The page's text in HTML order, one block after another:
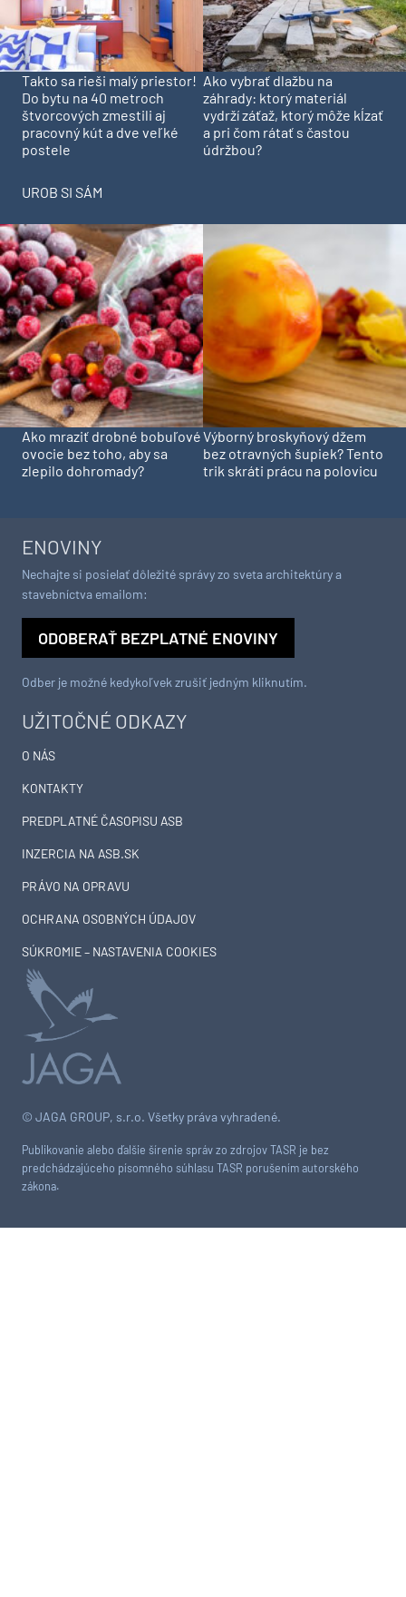
Takto sa rieši malý priestor!
Do bytu na 40 metroch
štvorcových zmestili aj
pracovný kút a dve veľké
postele
Ako vybrať dlažbu na
záhrady: ktorý materiál
vydrží záťaž, ktorý môže kĺzať
a pri čom rátať s častou
údržbou?
UROB SI SÁM
Ako mraziť drobné bobuľové
ovocie bez toho, aby sa
zlepilo dohromady?
Výborný broskyňový džem
bez otravných šupiek? Tento
trik skráti prácu na polovicu
© JAGA GROUP, s.r.o. Všetky práva vyhradené.
Publikovanie alebo ďalšie šírenie správ zo zdrojov TASR je bez
predchádzajúceho písomného súhlasu TASR porušením autorského
zákona.
UŽITOČNÉ ODKAZY
O NÁS
KONTAKTY
PREDPLATNÉ ČASOPISU ASB
INZERCIA NA ASB.SK
PRÁVO NA OPRAVU
OCHRANA OSOBNÝCH ÚDAJOV
SÚKROMIE – NASTAVENIA COOKIES
ENOVINY
Nechajte si posielať dôležité správy zo sveta architektúry a
stavebníctva emailom:
ODOBERAŤ BEZPLATNÉ ENOVINY
Odber je možné kedykoľvek zrušiť jedným kliknutím.